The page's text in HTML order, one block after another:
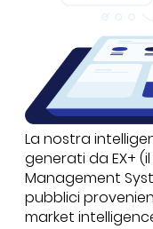
La nostra
generati da EX+
Management
pubblici
market